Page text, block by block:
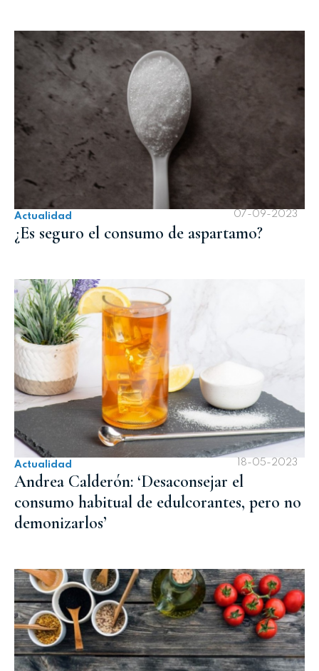
Actualidad 07-09-2023
¿Es seguro el consumo de aspartamo?
Actualidad 18-05-2023
Andrea Calderón: ‘Desaconsejar el
consumo habitual de edulcorantes, pero no
demonizarlos’